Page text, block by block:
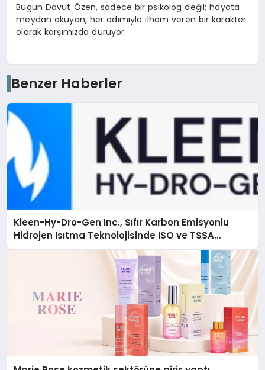
Bugün Davut Özen, sadece bir psikolog değil; hayata
meydan okuyan, her adımıyla ilham veren bir karakter
olarak karşımızda duruyor.
Benzer Haberler
Kleen-Hy-Dro-Gen Inc., Sıfır Karbon Emisyonlu
Hidrojen Isıtma Teknolojisinde ISO ve TSSA
Düzenleyici Onaylarını Aldı